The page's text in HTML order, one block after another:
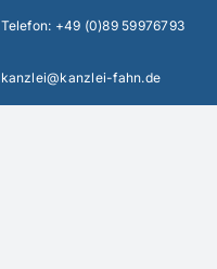
Telefon: +49 (0)89 59976793
kanzlei@kanzlei-fahn.de